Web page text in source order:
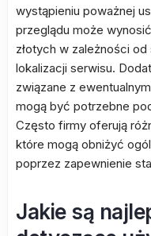
wystąpieniu poważnej
przeglądu może
złotych w zależności
lokalizacji serwisu.
związane z
mogą być potrzebne
Często firmy oferują
które mogą obniżyć
poprzez zapewnienie
Jakie są